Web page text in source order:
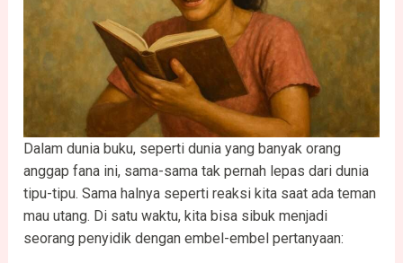
Dalam dunia buku, seperti dunia yang banyak orang
anggap fana ini, sama-sama tak pernah lepas dari dunia
tipu-tipu. Sama halnya seperti reaksi kita saat ada teman
mau utang. Di satu waktu, kita bisa sibuk menjadi
seorang penyidik dengan embel-embel pertanyaan: